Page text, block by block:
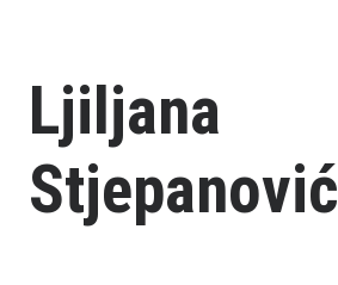
Ljiljana
Stjepanović